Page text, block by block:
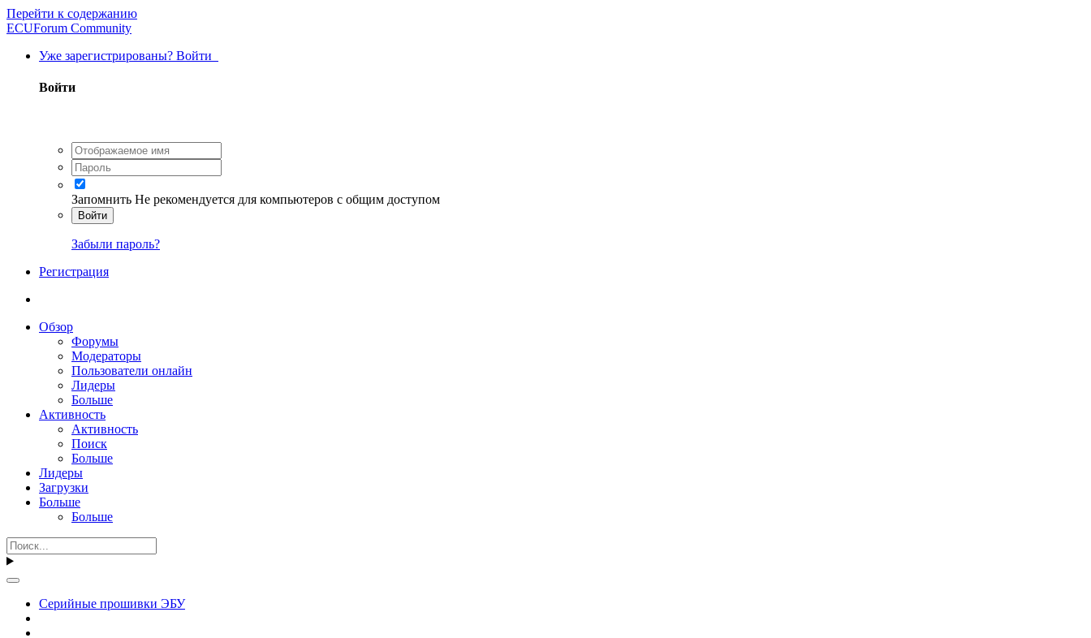
Перейти к содержанию
ECUForum Community
Уже зарегистрированы? Войти
Войти
Запомнить Не рекомендуется для компьютеров с общим доступом
Войти
Забыли пароль?
Регистрация
Обзор
Форумы
Модераторы
Пользователи онлайн
Лидеры
Больше
Активность
Активность
Поиск
Больше
Лидеры
Загрузки
Больше
Больше
Серийные прошивки ЭБУ